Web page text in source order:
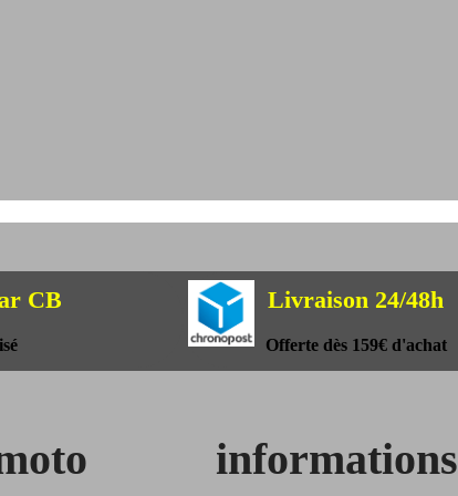
CB Livraison 24/48h
Offerte dès 159€ d'achat
informations